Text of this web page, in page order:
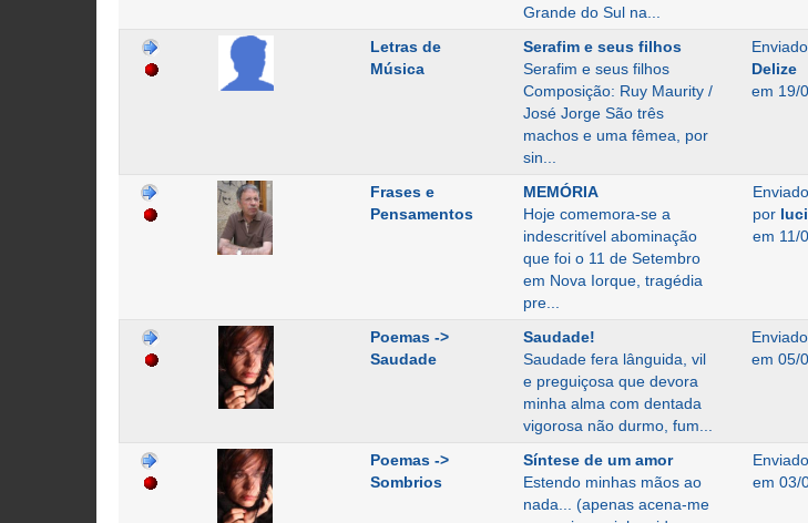
Grande do Sul na...
Letras de
Música
Serafim e seus filhos
Serafim e seus filhos
Composição: Ruy Maurity /
José Jorge São três
machos e uma fêmea, por
sin...
Delize
em 19/
Frases e
Pensamentos
MEMÓRIA
Hoje comemora-se a
indescritível abominação
que foi o 11 de Setembro
em Nova Iorque, tragédia
pre...
Enviado
por
em 11/
Poemas ->
Saudade
Saudade!
Saudade fera lânguida, vil
e preguiçosa que devora
minha alma com dentada
vigorosa não durmo, fum...
em 05/
Poemas ->
Sombrios
Síntese de um amor
Estendo minhas mãos ao
nada... (apenas acena-me
em 03/